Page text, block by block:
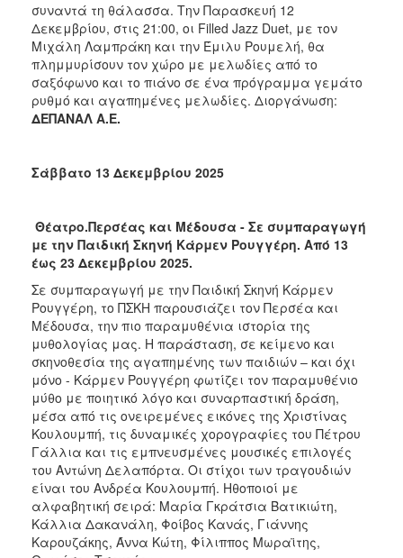
συναντά τη θάλασσα. Την Παρασκευή 12
Δεκεμβρίου, στις 21:00, οι Filled Jazz Duet, με τον
Μιχάλη Λαμπράκη και την Έμιλυ Ρουμελή, θα
πλημμυρίσουν τον χώρο με μελωδίες από το
σαξόφωνο και το πιάνο σε ένα πρόγραμμα γεμάτο
ρυθμό και αγαπημένες μελωδίες. Διοργάνωση:
ΔΕΠΑΝΑΛ Α.Ε.
Σάββατο 13 Δεκεμβρίου 2025
Θέατρο.Περσέας και Μέδουσα - Σε συμπαραγωγή
με την Παιδική Σκηνή Κάρμεν Ρουγγέρη. Από 13
έως 23 Δεκεμβρίου 2025.
Σε συμπαραγωγή με την Παιδική Σκηνή Κάρμεν
Ρουγγέρη, το ΠΣΚΗ παρουσιάζει τον Περσέα και
Μέδουσα, την πιο παραμυθένια ιστορία της
μυθολογίας μας. Η παράσταση, σε κείμενο και
σκηνοθεσία της αγαπημένης των παιδιών – και όχι
μόνο - Κάρμεν Ρουγγέρη φωτίζει τον παραμυθένιο
μύθο με ποιητικό λόγο και συναρπαστική δράση,
μέσα από τις ονειρεμένες εικόνες της Χριστίνας
Κουλουμπή, τις δυναμικές χορογραφίες του Πέτρου
Γάλλια και τις εμπνευσμένες μουσικές επιλογές
του Αντώνη Δελαπόρτα. Οι στίχοι των τραγουδιών
είναι του Ανδρέα Κουλουμπή. Ηθοποιοί με
αλφαβητική σειρά: Μαρία Γκράτσια Βατικιώτη,
Κάλλια Δακανάλη, Φοίβος Κανάς, Γιάννης
Καρουζάκης, Άννα Κώτη, Φίλιππος Μωραϊτης,